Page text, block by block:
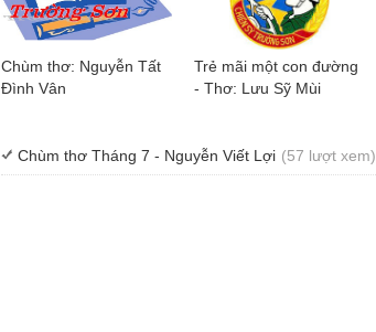
Chùm thơ: Nguyễn Tất
Đình Vân
Trẻ mãi một con đường
- Thơ: Lưu Sỹ Mùi
Chùm thơ Tháng 7 - Nguyễn Viết Lợi (57 lượt xem)